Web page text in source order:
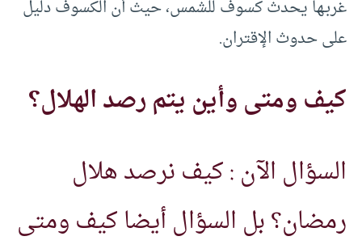
غربـها يحدث كسوف للشمس، حيث أن الكسوف دليل
على حدوث الإقتران.
كيف ومتى وأين يتم رصد الهلال؟
السؤال الآن : كيف نرصد هلال
رمضان؟ بل السؤال أيضا كيف ومتى